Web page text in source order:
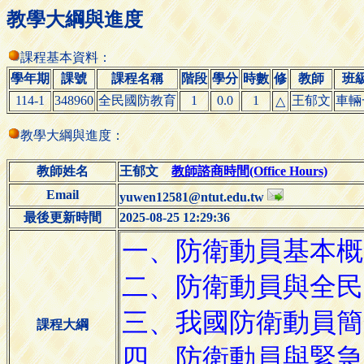
教學大綱與進度
課程基本資料：
學年期
課號 課程名稱 階段 學分 時數 修 教師
班
114-1
348960 全民國防教育 1 0.0 1 △ 王郁文 車輛
教學大綱與進度：
教師姓名 王郁文教師諮商時間(Office Hours)
Email
yuwen12581@ntut.edu.tw
最後更新時間
2025-08-25 12:29:36
課程大綱